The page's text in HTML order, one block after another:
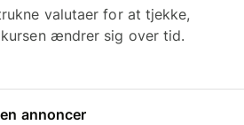
valutaer for at tjekke,
ændrer sig over tid.
annoncer